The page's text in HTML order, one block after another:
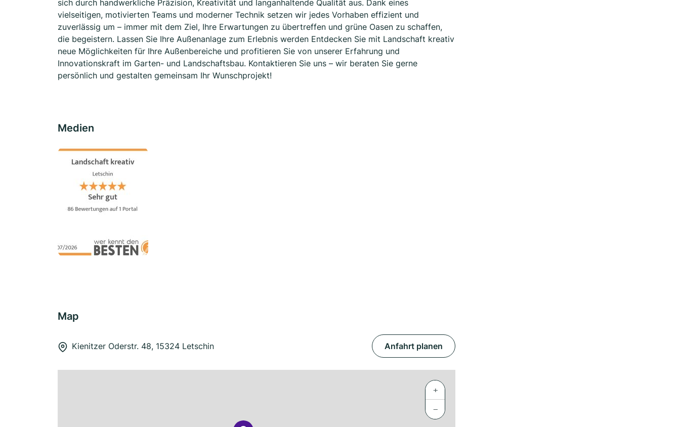
sich durch handwerkliche Präzision, Kreativität und langanhaltende Qualität aus. Dank eines
vielseitigen, motivierten Teams und moderner Technik setzen wir jedes Vorhaben effizient und
zuverlässig um – immer mit dem Ziel, Ihre Erwartungen zu übertreffen und grüne Oasen zu schaffen,
die begeistern. Lassen Sie Ihre Außenanlage zum Erlebnis werden Entdecken Sie mit Landschaft kreativ
neue Möglichkeiten für Ihre Außenbereiche und profitieren Sie von unserer Erfahrung und
Innovationskraft im Garten- und Landschaftsbau. Kontaktieren Sie uns – wir beraten Sie gerne
persönlich und gestalten gemeinsam Ihr Wunschprojekt!
Medien
Map
Kienitzer Oderstr. 48, 15324 Letschin Anfahrt planen
+
−